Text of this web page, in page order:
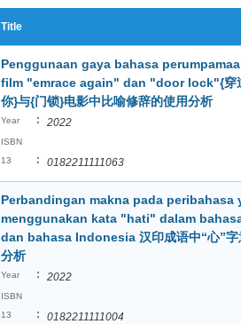
Title
Penggunaan gaya bahasa
film "emrace again" dan "door lock"{穿
你}与{门锁}电影中比喻修辞的使用分析
Year : 2022
ISBN
13
: 0182211111063
Perbandingan makna pada peribahasa
menggunakan kata "hati" dalam
dan bahasa Indonesia 汉印成语中“心”字
分析
Year : 2022
ISBN
13
: 0182211111004